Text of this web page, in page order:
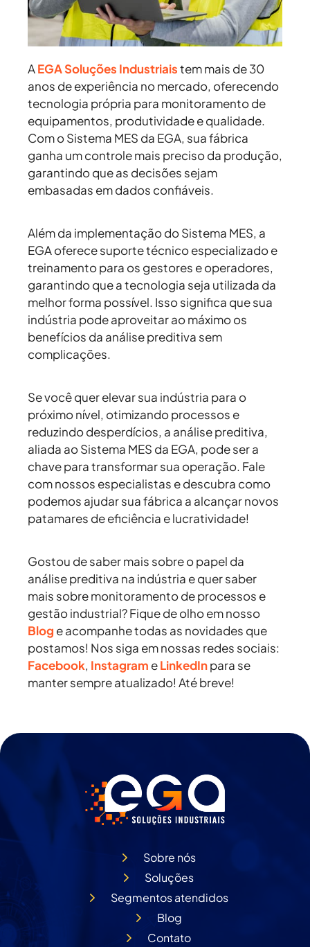
AEGA Soluções Industriaistem mais de 30
anos de experiência no mercado, oferecendo
tecnologia própria para monitoramento de
equipamentos, produtividade e qualidade.
Com o Sistema MES da EGA, sua fábrica
ganha um controle mais preciso da produção,
garantindo que as decisões sejam
embasadas em dados confiáveis.
Além da implementação do Sistema MES, a
EGA oferece suporte técnico especializado e
treinamento para os gestores e operadores,
garantindo que a tecnologia seja utilizada da
melhor forma possível. Isso significa que sua
indústria pode aproveitar ao máximo os
benefícios da análise preditiva sem
complicações.
Se você quer elevar sua indústria para o
próximo nível, otimizando processos e
reduzindo desperdícios, a análise preditiva,
aliada ao Sistema MES da EGA, pode ser a
chave para transformar sua operação. Fale
com nossos especialistas e descubra como
podemos ajudar sua fábrica a alcançar novos
patamares de eficiência e lucratividade!
Gostou de saber mais sobre o papel da
análise preditiva na indústria e quer saber
mais sobre monitoramento de processos e
gestão industrial? Fique de olho em nosso
Blog e acompanhe todas as novidades que
postamos! Nos siga em nossas redes sociais:
Facebook, Instagram eLinkedInpara se
manter sempre atualizado! Até breve!
Sobre nós
Soluções
Segmentos atendidos
Blog
Contato